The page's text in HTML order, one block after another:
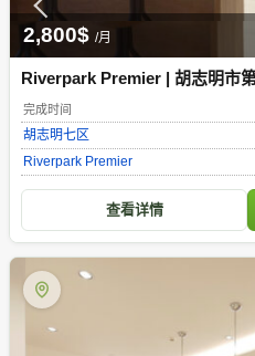
Riverpark Premier | 胡志明市
完成时间
胡志明七区
Riverpark Premier
2,800$ /月
查看详情